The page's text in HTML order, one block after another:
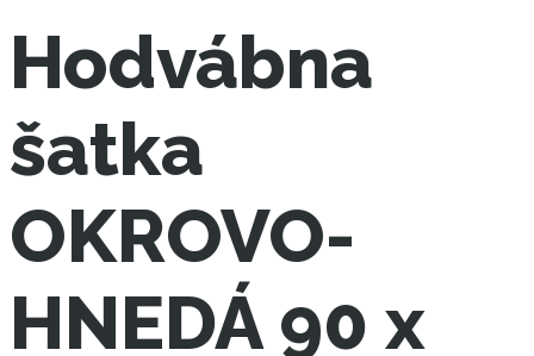
Hodvábna
šatka
OKROVO-
HNEDÁ 90 x